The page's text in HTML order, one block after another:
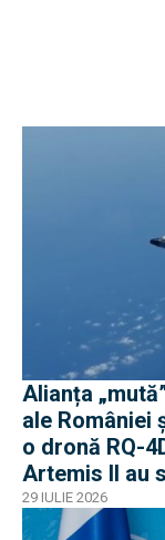
Alianța
ale României
o dronă RQ-
Artemis II au
29 IULIE 2026